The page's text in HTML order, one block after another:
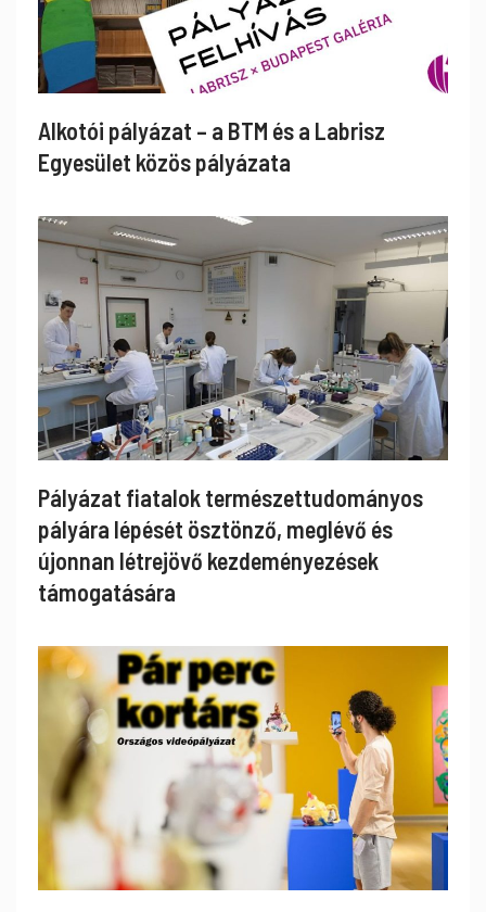
Alkotói pályázat – a BTM és a Labrisz
Egyesület közös pályázata
Pályázat fiatalok természettudományos
pályára lépését ösztönző, meglévő és
újonnan létrejövő kezdeményezések
támogatására